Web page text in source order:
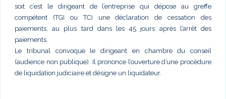
soit c’est le dirigeant de l’entreprise qui dépose au greffe
compétent (TGI ou TC) une déclaration de cessation des
paiements, au plus tard dans les 45 jours après l’arrêt des
paiements.
Le tribunal convoque le dirigeant en chambre du conseil
(audience non publique). Il prononce l’ouverture d’une procédure
de liquidation judiciaire et désigne un liquidateur.